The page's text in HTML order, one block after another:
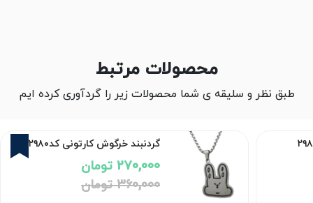
محصولات مرتبط
طبق نظر و سلیقه ی شما محصولات زیر را گردآوری کرده ایم
گردنبند خرگوش کارتونی کد۲۹۸۰
270,000 تومان
360,000 تومان